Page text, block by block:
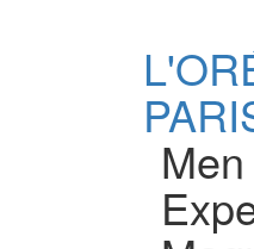
Men